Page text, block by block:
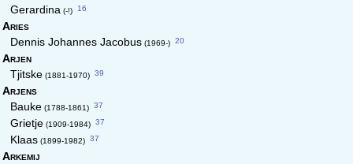
Gerardina (-!) 16
Aries
Dennis Johannes Jacobus (1969-) 20
Arjen
Tjitske (1881-1970) 39
Arjens
Bauke (1788-1861) 37
Grietje (1909-1984) 37
Klaas (1899-1982) 37
Arkemij